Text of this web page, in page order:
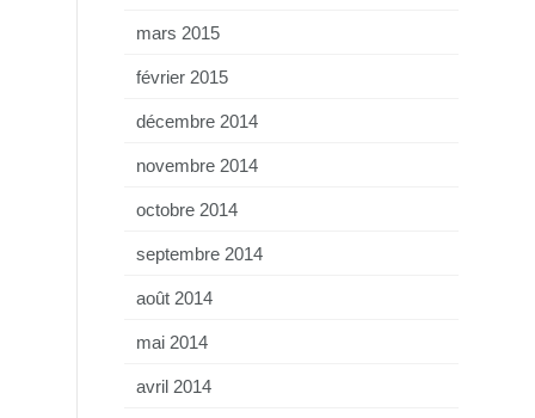
mars 2015
février 2015
décembre 2014
novembre 2014
octobre 2014
septembre 2014
août 2014
mai 2014
avril 2014